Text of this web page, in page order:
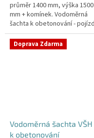
průměr 1400 mm, výška 1500
mm + komínek. Vodoměrná
šachta k obetonování -
i pod parkovací
prostupy šachty DN32 (jiné
Doprava Zdarma
Vodoměrná šachta VŠH
k obetonování